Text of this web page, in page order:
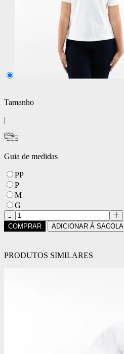
Tamanho
|
Guia de medidas
PP
P
M
G
COMPRAR ADICIONAR À SACOLA
PRODUTOS SIMILARES